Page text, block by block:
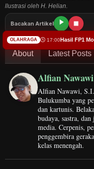
Opini
Olahraga
Peristiwa
Edukasi
Kesehatan
llustrasi oleh H. Helian.
Bacakan Artikel
About Latest Posts
Alfian Nawawi
Alfian Nawawi,
Bulukumba yang
dan kartunis.
budaya, sastra,
media. Cerpenis,
penggembira
kelas menengah.
OLAHRAGA 17:00